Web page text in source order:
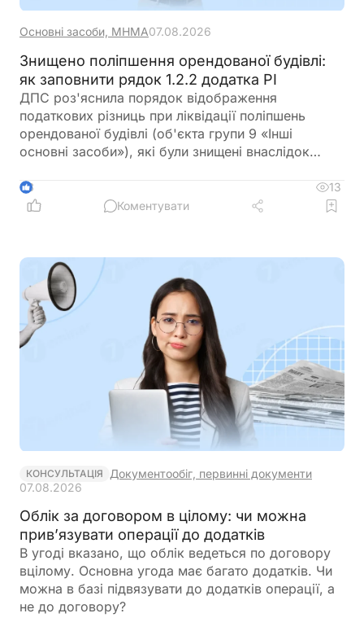
Основні засоби, МНМА07.08.2026
Знищено поліпшення орендованої будівлі:
як заповнити рядок 1.2.2 додатка РІ
ДПС роз'яснила порядок відображення
податкових різниць при ліквідації поліпшень
орендованої будівлі (об'єкта групи 9 «Інші
основні засоби»), які були знищені внаслідок
3
13
Коментувати
КОНСУЛЬТАЦІЯ
Документообіг, первинні документи
07.08.2026
Облік за договором в цілому: чи можна
прив’язувати операції до додатків
В угоді вказано, що облік ведеться по договору
вцілому. Основна угода має багато додатків. Чи
можна в базі підвязувати до додатків операції, а
не до договору?